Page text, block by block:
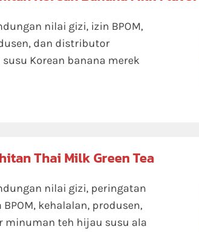
nilai gizi, izin BPOM,
dan distributor
Korean banana merek
Thai Milk Green Tea
nilai gizi, peringatan
kehalalan, produsen,
minuman teh hijau susu ala